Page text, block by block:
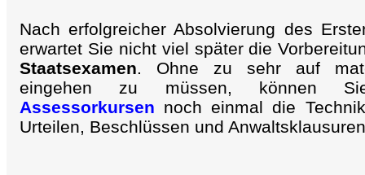
Nach erfolgreicher Absolvierung des
erwartet Sie nicht viel später die
Staatsexamen. Ohne zu sehr auf
eingehen zu müssen, können
Assessorkursen noch einmal die
Urteilen, Beschlüssen und